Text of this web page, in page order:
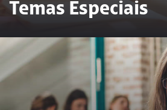
Temas Especiais